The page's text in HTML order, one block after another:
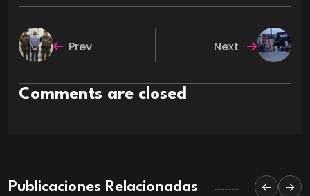
Prev Next
Comments are closed
Publicaciones Relacionadas